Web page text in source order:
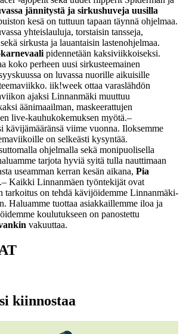
jännitystä ja sirkushuveja uusilla
kesä on tuttuun tapaan täynnä ohjelmaa.
yhteislauluja, torstaisin tansseja,
sirkusta ja lauantaisin lastenohjelmaa.
pidennetään kaksiviikkoiseksi.
koko perheen uusi sirkusteemainen
on luvassa nuorille aikuisille
iik!week ottaa varaslähdön
ajaksi Linnanmäki muuttuu
äänimaailman, maskeerattujen
live-kauhukokemuksen myötä.–
kävijämääränsä viime vuonna. Iloksemme
on selkeästi kysyntää.
ohjelmalla sekä monipuolisella
tarjota hyviä syitä tulla nauttimaan
useamman kerran kesän aikana, Pia
– Kaikki Linnanmäen työntekijät ovat
tarkoitus on tehdä kävijöidemme Linnanmäki-
Haluamme tuottaa asiakkaillemme iloa ja
koulutukseen on panostettu
vakuuttaa.
kiinnostaa